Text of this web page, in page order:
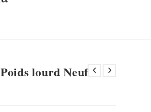
lourd Neuf